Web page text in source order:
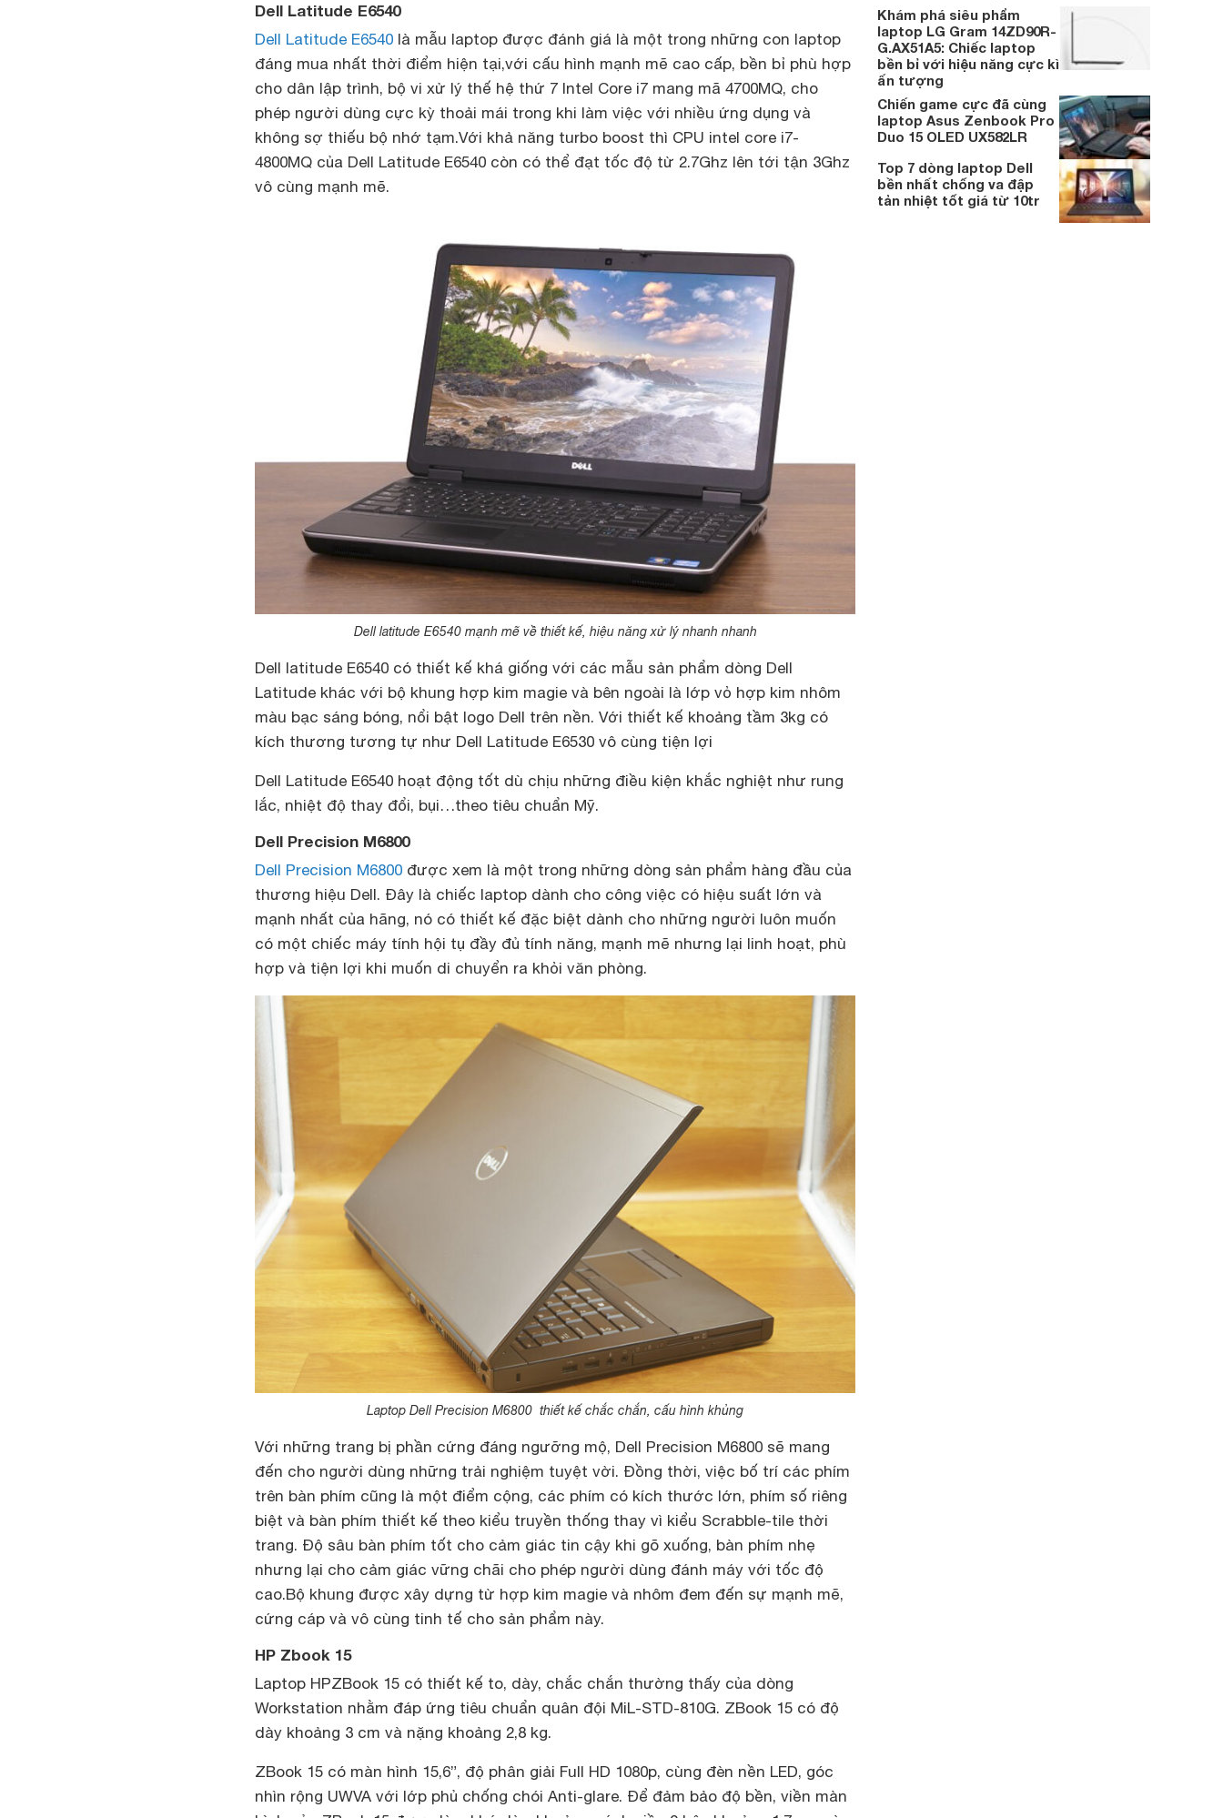
Dell Latitude E6540
Dell Latitude E6540 là mẫu laptop được đánh giá là một trong những con laptop
đáng mua nhất thời điểm hiện tại,với cấu hình mạnh mẽ cao cấp, bền bỉ phù hợp
cho dân lập trình, bộ vi xử lý thế hệ thứ 7 Intel Core i7 mang mã 4700MQ, cho
phép người dùng cực kỳ thoải mái trong khi làm việc với nhiều ứng dụng và
không sợ thiếu bộ nhớ tạm.Với khả năng turbo boost thì CPU intel core i7-
4800MQ của Dell Latitude E6540 còn có thể đạt tốc độ từ 2.7Ghz lên tới tận 3Ghz
vô cùng mạnh mẽ.
Dell latitude E6540 mạnh mẽ về thiết kế, hiệu năng xử lý nhanh nhanh
Dell latitude E6540 có thiết kế khá giống với các mẫu sản phẩm dòng Dell
Latitude khác với bộ khung hợp kim magie và bên ngoài là lớp vỏ hợp kim nhôm
màu bạc sáng bóng, nổi bật logo Dell trên nền. Với thiết kế khoảng tầm 3kg có
kích thương tương tự như Dell Latitude E6530 vô cùng tiện lợi
Dell Latitude E6540 hoạt động tốt dù chịu những điều kiện khắc nghiệt như rung
lắc, nhiệt độ thay đổi, bụi…theo tiêu chuẩn Mỹ.
Dell Precision M6800
Dell Precision M6800 được xem là một trong những dòng sản phẩm hàng đầu của
thương hiệu Dell. Đây là chiếc laptop dành cho công việc có hiệu suất lớn và
mạnh nhất của hãng, nó có thiết kế đặc biệt dành cho những người luôn muốn
có một chiếc máy tính hội tụ đầy đủ tính năng, mạnh mẽ nhưng lại linh hoạt, phù
hợp và tiện lợi khi muốn di chuyển ra khỏi văn phòng.
Laptop Dell Precision M6800 thiết kế chắc chắn, cấu hình khủng
Với những trang bị phần cứng đáng ngưỡng mộ, Dell Precision M6800 sẽ mang
đến cho người dùng những trải nghiệm tuyệt vời. Đồng thời, việc bố trí các phím
trên bàn phím cũng là một điểm cộng, các phím có kích thước lớn, phím số riêng
biệt và bàn phím thiết kế theo kiểu truyền thống thay vì kiểu Scrabble-tile thời
trang. Độ sâu bàn phím tốt cho cảm giác tin cậy khi gõ xuống, bàn phím nhẹ
nhưng lại cho cảm giác vững chãi cho phép người dùng đánh máy với tốc độ
cao.Bộ khung được xây dựng từ hợp kim magie và nhôm đem đến sự mạnh mẽ,
cứng cáp và vô cùng tinh tế cho sản phẩm này.
HP Zbook 15
Laptop HPZBook 15 có thiết kế to, dày, chắc chắn thường thấy của dòng
Workstation nhằm đáp ứng tiêu chuẩn quân đội MiL-STD-810G. ZBook 15 có độ
dày khoảng 3 cm và nặng khoảng 2,8 kg.
ZBook 15 có màn hình 15,6”, độ phân giải Full HD 1080p, cùng đèn nền LED, góc
nhìn rộng UWVA với lớp phủ chống chói Anti-glare. Để đảm bảo độ bền, viền màn
Khám phá siêu phẩm
laptop LG Gram 14ZD90R-
G.AX51A5: Chiếc laptop
bền bỉ với hiệu năng cực kì
ấn tượng
Chiến game cực đã cùng
laptop Asus Zenbook Pro
Duo 15 OLED UX582LR
Top 7 dòng laptop Dell
bền nhất chống va đập
tản nhiệt tốt giá từ 10tr